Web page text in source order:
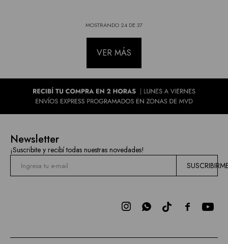
MOSTRANDO 24 DE37
VER MÁS
Newsletter
¡Suscribite y recibí todas nuestras novedades!

 